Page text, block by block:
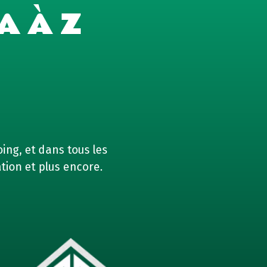
À Z
et dans tous les
et plus encore.